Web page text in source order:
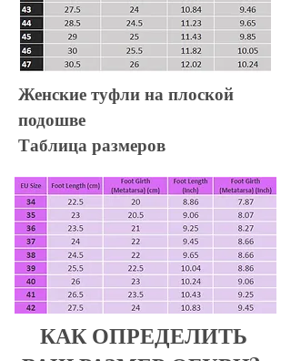
Женские туфли на плоской
подошве
Таблица размеров
КАК ОПРЕДЕЛИТЬ